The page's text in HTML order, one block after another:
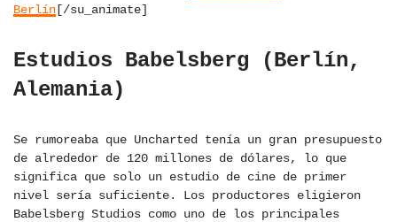
Berlín [/su_animate]
Estudios Babelsberg (Berlín,
Alemania)
Se rumoreaba que Uncharted tenía un gran presupuesto
de alrededor de 120 millones de dólares, lo que
significa que solo un estudio de cine de primer
nivel sería suficiente. Los productores eligieron
Babelsberg Studios como uno de los principales